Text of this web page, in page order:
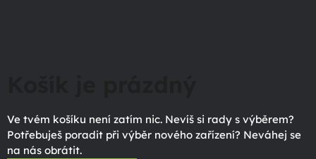
Ve tvém košíku není zatím nic. Nevíš si rady s výběrem?
Potřebuješ poradit při výběr nového zařízení? Neváhej se
na nás obrátit.